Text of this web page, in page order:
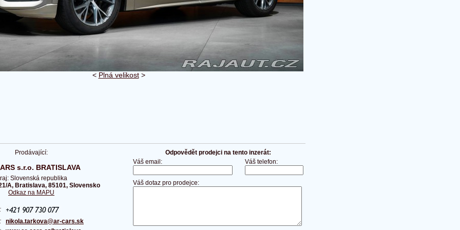
< Plná velikost>
Prodávající:
s.r.o. BRATISLAVA
Slovenská republika
A, Bratislava, 85101, Slovensko
Odkaz na MAPU
nikola.tarkova@ar-cars.sk
Odpovědět prodejci na tento inzerát:
Váš email:
Váš telefon:
Váš dotaz pro prodejce: